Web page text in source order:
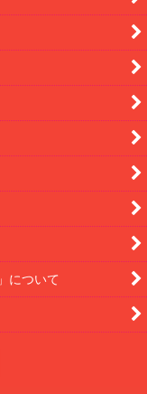
について